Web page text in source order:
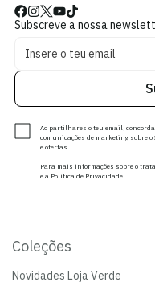
Subscreve a nossa
Ao partilhares o teu email,
comunicações de marketing sobre
e ofertas.
Para mais informações sobre o
e a Política de Privacidade.
Coleções
Novidades Loja Verde